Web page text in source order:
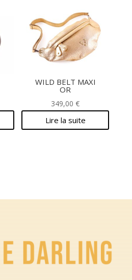
WILD BELT MAXI
OR
349,00€
Lire la suite